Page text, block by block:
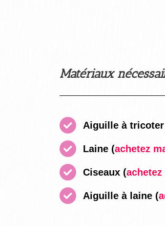
Matériaux
Aiguille à
Laine (achetez
Ciseaux (
Aiguille à laine (